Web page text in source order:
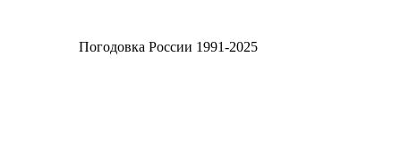
Погодовка России 1991-2025